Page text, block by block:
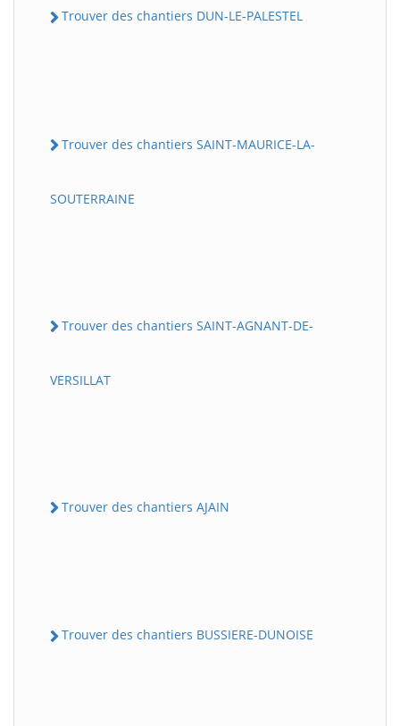
Trouver des chantiers DUN-LE-PALESTEL
Trouver des chantiers SAINT-MAURICE-LA-
SOUTERRAINE
Trouver des chantiers SAINT-AGNANT-DE-
VERSILLAT
Trouver des chantiers AJAIN
Trouver des chantiers BUSSIERE-DUNOISE